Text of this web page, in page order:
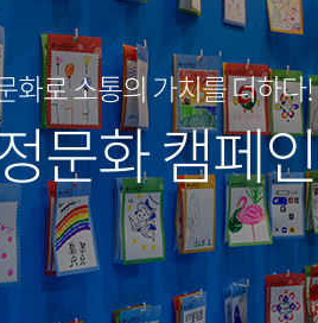
화로 소통의 가치를 더하다!
문화 캠페인